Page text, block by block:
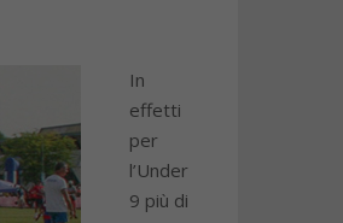
In
effetti
per
l’Under
9 più di